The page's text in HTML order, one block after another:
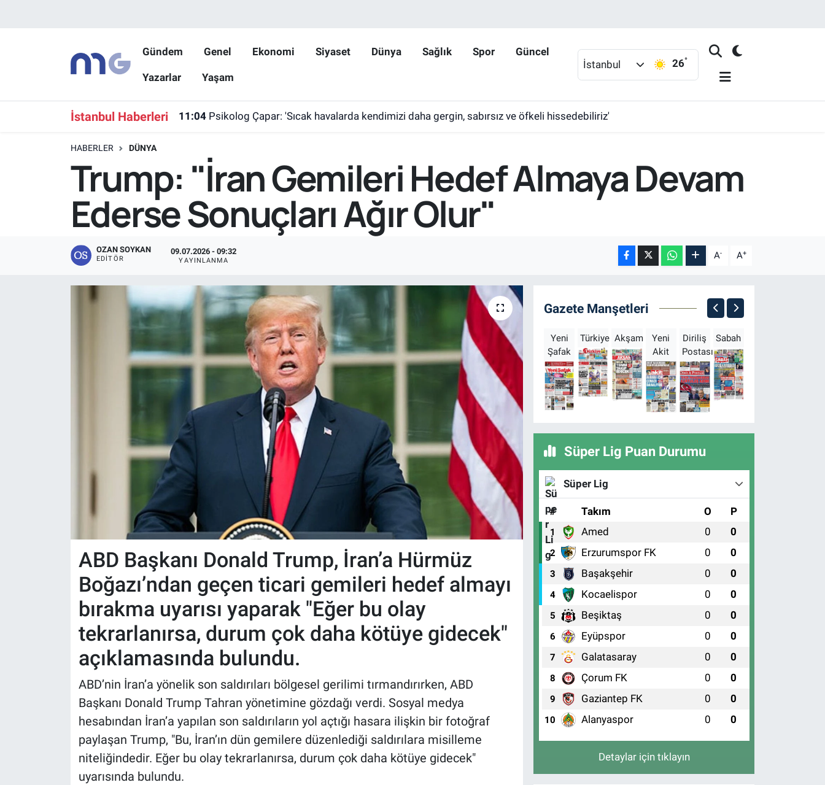
Gündem Genel Ekonomi Siyaset Dünya Sağlık Spor Güncel
Yazarlar Yaşam
İstanbul 26°
İstanbul Haberleri 11:04 Psikolog Çapar: 'Sıcak havalarda kendimizi daha gergin, sabırsız ve öfkeli hissedebiliriz'
HABERLER DÜNYA
Trump: "İran Gemileri Hedef Almaya Devam
Ederse Sonuçları Ağır Olur"
OZAN SOYKAN
EDITÖR
09.07.2026 - 09:32
YAYINLANMA A- A+
ABD Başkanı Donald Trump, İran’a Hürmüz
Boğazı’ndan geçen ticari gemileri hedef almayı
bırakma uyarısı yaparak "Eğer bu olay
tekrarlanırsa, durum çok daha kötüye gidecek"
açıklamasında bulundu.
ABD’nin İran’a yönelik son saldırıları bölgesel gerilimi tırmandırırken, ABD
Başkanı Donald Trump Tahran yönetimine gözdağı verdi. Sosyal medya
hesabından İran’a yapılan son saldırıların yol açtığı hasara ilişkin bir fotoğraf
paylaşan Trump, "Bu, İran’ın dün gemilere düzenlediği saldırılara misilleme
niteliğindedir. Eğer bu olay tekrarlanırsa, durum çok daha kötüye gidecek"
uyarısında bulundu.
Gazete Manşetleri
Yeni
Şafak
Türkiye Akşam
Yeni
Akit
Diriliş
Postası
Sabah
Süper Lig Puan Durumu
Süper Lig
# Takım O P
1 Amed 0 0
2 Erzurumspor FK 0 0
3 Başakşehir 0 0
4 Kocaelispor 0 0
5 Beşiktaş 0 0
6 Eyüpspor 0 0
7 Galatasaray 0 0
8 Çorum FK 0 0
9 Gaziantep FK 0 0
10 Alanyaspor 0 0
Detaylar için tıklayın
Hava Durumu
İstanbul Namaz Vakitleri
Süper Lig Puan Durumu ve Fikstür
Tüm Manşetler
Haber Arşivi